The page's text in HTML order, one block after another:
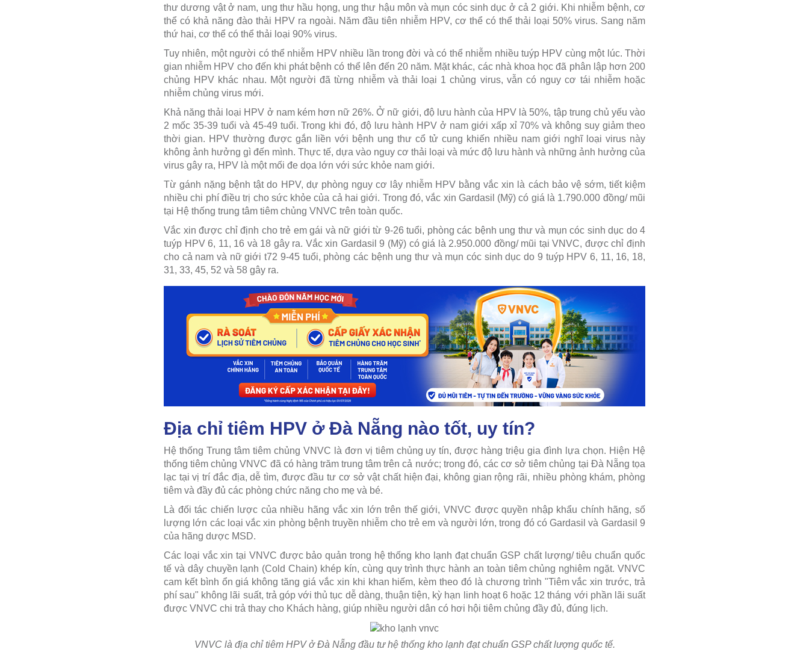
thư dương vật ở nam, ung thư hầu họng, ung thư hậu môn và mụn cóc sinh dục ở cả 2 giới. Khi nhiễm bệnh, cơ
thể có khả năng đào thải HPV ra ngoài. Năm đầu tiên nhiễm HPV, cơ thể có thể thải loại 50% virus. Sang năm
thứ hai, cơ thể có thể thải loại 90% virus.
Tuy nhiên, một người có thể nhiễm HPV nhiều lần trong đời và có thể nhiễm nhiều tuýp HPV cùng một lúc. Thời
gian nhiễm HPV cho đến khi phát bệnh có thể lên đến 20 năm. Mặt khác, các nhà khoa học đã phân lập hơn 200
chủng HPV khác nhau. Một người đã từng nhiễm và thải loại 1 chủng virus, vẫn có nguy cơ tái nhiễm hoặc
nhiễm chủng virus mới.
Khả năng thải loại HPV ở nam kém hơn nữ 26%. Ở nữ giới, độ lưu hành của HPV là 50%, tập trung chủ yếu vào
2 mốc 35-39 tuổi và 45-49 tuổi. Trong khi đó, độ lưu hành HPV ở nam giới xấp xỉ 70% và không suy giảm theo
thời gian. HPV thường được gắn liền với bệnh ung thư cổ tử cung khiến nhiều nam giới nghĩ loại virus này
không ảnh hưởng gì đến mình. Thực tế, dựa vào nguy cơ thải loại và mức độ lưu hành và những ảnh hưởng của
virus gây ra, HPV là một mối đe dọa lớn với sức khỏe nam giới.
Từ gánh nặng bệnh tật do HPV, dự phòng nguy cơ lây nhiễm HPV bằng vắc xin là cách bảo vệ sớm, tiết kiệm
nhiều chi phí điều trị cho sức khỏe của cả hai giới. Trong đó, vắc xin Gardasil (Mỹ) có giá là 1.790.000 đồng/ mũi
tại Hệ thống trung tâm tiêm chủng VNVC trên toàn quốc.
Vắc xin được chỉ định cho trẻ em gái và nữ giới từ 9-26 tuổi, phòng các bệnh ung thư và mụn cóc sinh dục do 4
tuýp HPV 6, 11, 16 và 18 gây ra. Vắc xin Gardasil 9 (Mỹ) có giá là 2.950.000 đồng/ mũi tại VNVC, được chỉ định
cho cả nam và nữ giới t72 9-45 tuổi, phòng các bệnh ung thư và mụn cóc sinh dục do 9 tuýp HPV 6, 11, 16, 18,
31, 33, 45, 52 và 58 gây ra.
Địa chỉ tiêm HPV ở Đà Nẵng nào tốt, uy tín?
Hệ thống Trung tâm tiêm chủng VNVC là đơn vị tiêm chủng uy tín, được hàng triệu gia đình lựa chọn. Hiện Hệ
thống tiêm chủng VNVC đã có hàng trăm trung tâm trên cả nước; trong đó, các cơ sở tiêm chủng tại Đà Nẵng tọa
lạc tại vị trí đắc địa, dễ tìm, được đầu tư cơ sở vật chất hiện đại, không gian rộng rãi, nhiều phòng khám, phòng
tiêm và đầy đủ các phòng chức năng cho mẹ và bé.
Là đối tác chiến lược của nhiều hãng vắc xin lớn trên thế giới, VNVC được quyền nhập khẩu chính hãng, số
lượng lớn các loại vắc xin phòng bệnh truyền nhiễm cho trẻ em và người lớn, trong đó có Gardasil và Gardasil 9
của hãng dược MSD.
Các loại vắc xin tại VNVC được bảo quản trong hệ thống kho lạnh đạt chuẩn GSP chất lượng/ tiêu chuẩn quốc
tế và dây chuyền lạnh (Cold Chain) khép kín, cùng quy trình thực hành an toàn tiêm chủng nghiêm ngặt. VNVC
cam kết bình ổn giá không tăng giá vắc xin khi khan hiếm, kèm theo đó là chương trình "Tiêm vắc xin trước, trả
phí sau" không lãi suất, trả góp với thủ tục dễ dàng, thuận tiện, kỳ hạn linh hoạt 6 hoặc 12 tháng với phần lãi suất
được VNVC chi trả thay cho Khách hàng, giúp nhiều người dân có hơi hội tiêm chủng đầy đủ, đúng lịch.
VNVC là địa chỉ tiêm HPV ở Đà Nẵng đầu tư hệ thống kho lạnh đạt chuẩn GSP chất lượng quốc tế.